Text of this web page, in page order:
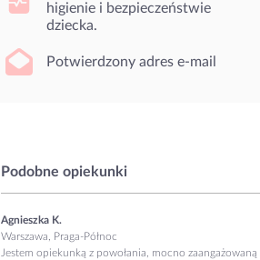
higienie i bezpieczeństwie
dziecka.
Potwierdzony adres e-mail
Podobne opiekunki
Agnieszka K.
Warszawa, Praga-Północ
Jestem opiekunką z powołania, mocno zaangażowaną